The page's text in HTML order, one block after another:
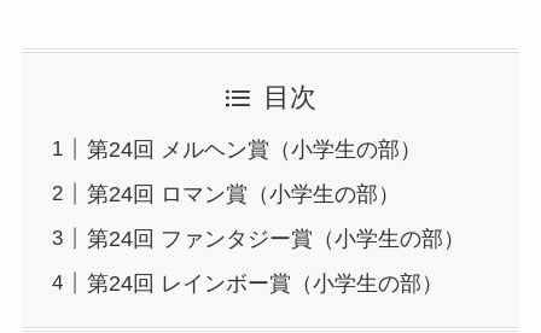
目次
第24回 メルヘン賞（小学生の部）
第24回 ロマン賞（小学生の部）
第24回 ファンタジー賞（小学生の部）
第24回 レインボー賞（小学生の部）